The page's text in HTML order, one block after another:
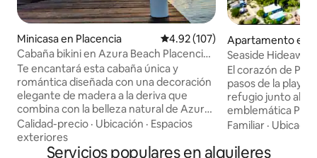
Minicasa en Placencia Calificación promedio: 4.92 de
4.92 (107)
Cabaña bikini en Azura Beach Placencia
WiFi y aire acondicionado
Te encantará esta cabaña única y
romántica diseñada con una decoración
elegante de madera a la deriva que
combina con la belleza natural de Azura
Beach. Se utilizaron maderas duras
naturalmente descoloridas en toda la
cabaña para crear un ambiente
Calidad-precio · Ubicación · Espacios
exteriores
Apartamento en
Seaside
baños, privacidad
El corazón de
pasos de la playa!
refugio junto al
emblemática
del muelle! En el corazón de Placencia
3 dormitorios y 2
Familiar ·
Servicios populares en alquileres